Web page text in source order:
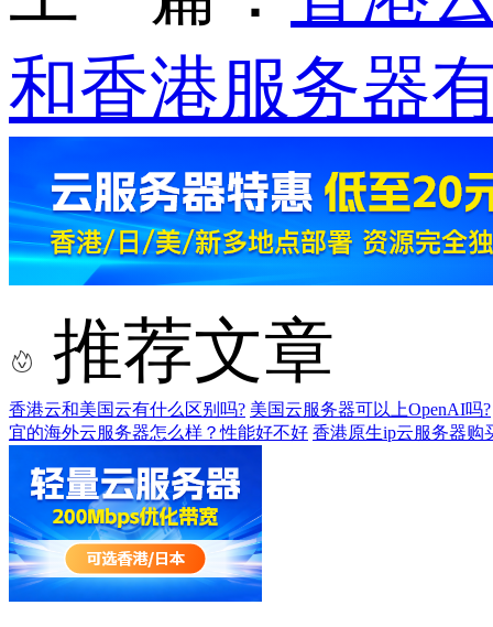
和香港服务器
推荐文章
香港云和美国云有什么区别吗? 美国云服务器可以上OpenAI吗?
宜的海外云服务器怎么样？性能好不好 香港原生ip云服务器购